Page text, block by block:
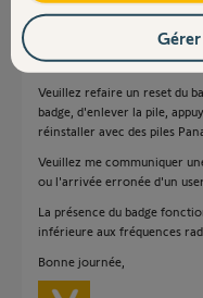
l'un de l'autre, vous aurez
Si le badge se trouve loin du
lorsque vous êtes à la
Veuillez refaire un reset du
badge, d'enlever la pile,
réinstaller avec des piles
Veuillez me communiquer
ou l'arrivée erronée d'un
La présence du badge
inférieure aux fréquences
Bonne journée,